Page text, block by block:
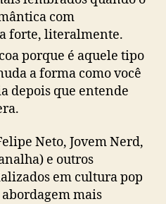
com
forte, literalmente.
porque é aquele tipo
a forma como você
depois que entende
Neto, Jovem Nerd,
e outros
em cultura pop
mais